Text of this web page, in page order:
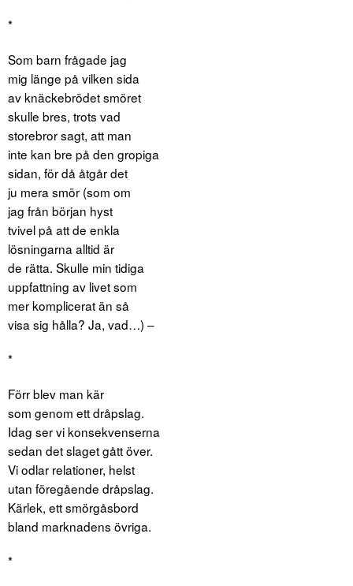
*
Som barn frågade jag
mig länge på vilken sida
av knäckebrödet smöret
skulle bres, trots vad
storebror sagt, att man
inte kan bre på den gropiga
sidan, för då åtgår det
ju mera smör (som om
jag från början hyst
tvivel på att de enkla
lösningarna alltid är
de rätta. Skulle min tidiga
uppfattning av livet som
mer komplicerat än så
visa sig hålla? Ja, vad…) –
*
Förr blev man kär
som genom ett dråpslag.
Idag ser vi konsekvenserna
sedan det slaget gått över.
Vi odlar relationer, helst
utan föregående dråpslag.
Kärlek, ett smörgåsbord
bland marknadens övriga.
*